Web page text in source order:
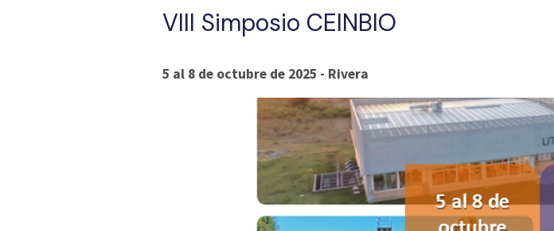
VIII Simposio CEINBIO
5 al 8 de octubre de 2025 - Rivera